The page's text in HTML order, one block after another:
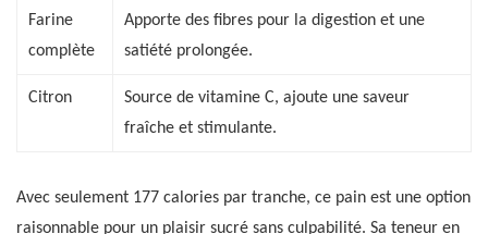
Farine
complète
Apporte des fibres pour la digestion et une
satiété prolongée.
Citron
Source de vitamine C, ajoute une saveur
fraîche et stimulante.
Avec seulement 177 calories par tranche, ce pain est une option
raisonnable pour un plaisir sucré sans culpabilité. Sa teneur en